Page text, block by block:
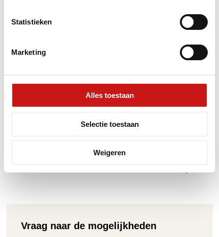
Statistieken
Marketing
Alles toestaan
Selectie toestaan
Weigeren
Combineren van Plak PVC vloeren
met andere interieur elementen
gecombineerd met andere interieur elementen. Denk aan het gebruik van
voor een natuurlijk accent. Het combineren van verschillende
en materialenkan je interieurinrichting naar een hoger niveau tillen.
Bij het combineren is het belangrijk ombalanste vinden. Kies kleuren
harmonieus geheel te creëren, zorg je ervoor dat je interieur zowel
Vraag naar de mogelijkheden